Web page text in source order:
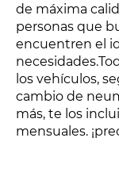
de máxima
personas que
encuentren el
los vehículos,
cambio de
más, te los
mensuales.